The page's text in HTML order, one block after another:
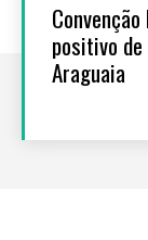
positivo
Araguaia